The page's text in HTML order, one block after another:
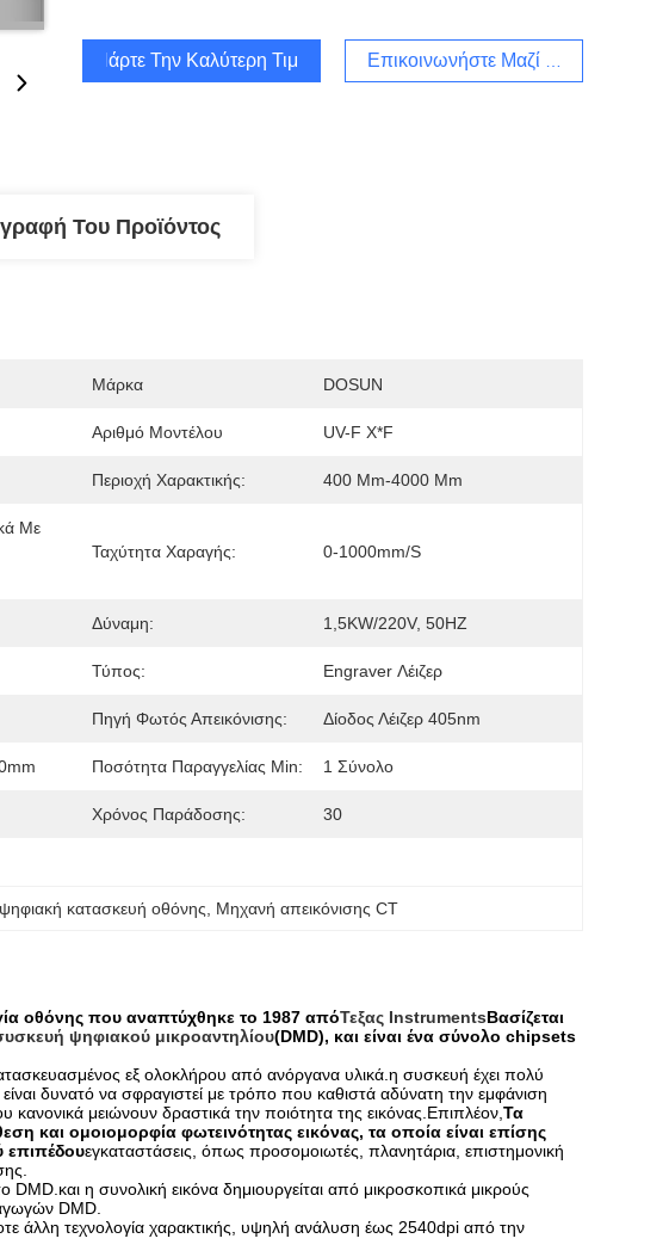
Πάρτε Την Καλύτερη Τιμή Επικοινωνήστε Μαζί Μας
Του Προϊόντος
Μάρκα DOSUN
Αριθμό Μοντέλου UV-F X*F
Περιοχή Χαρακτικής: 400 Mm-4000 Mm
Με
Ταχύτητα Χαραγής: 0-1000mm/s
Δύναμη: 1,5KW/220V, 50HZ
Τύπος: Engraver Λέιζερ
Πηγή Φωτός Απεικόνισης: Δίοδος Λέιζερ 405nm
Ποσότητα Παραγγελίας Min: 1 Σύνολο
Χρόνος Παράδοσης: 30
ψηφιακή κατασκευή οθόνης Μηχανή απεικόνισης CT
οθόνης που αναπτύχθηκε το 1987 απόΤεξας InstrumentsΒασίζεται
ψηφιακού μικροαντηλίου(DMD), και είναι ένα σύνολο chipsets
εξ ολοκλήρου από ανόργανα υλικά.η συσκευή έχει πολύ
δυνατό να σφραγιστεί με τρόπο που καθιστά αδύνατη την εμφάνιση
μειώνουν δραστικά την ποιότητα της εικόνας.Επιπλέον, Τα
και ομοιομορφία φωτεινότητας εικόνας, τα οποία είναι επίσης
επιπέδουεγκαταστάσεις, όπως προσομοιωτές, πλανητάρια, επιστημονική
η συνολική εικόνα δημιουργείται από μικροσκοπικά μικρούς
DMD.
άλλη τεχνολογία χαρακτικής, υψηλή ανάλυση έως 2540dpi από την